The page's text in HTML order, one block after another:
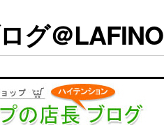
グ＠LAFINO